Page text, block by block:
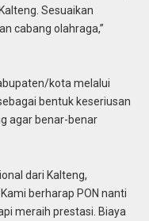
Sesuaikan
cabang olahraga,”
kota melalui
bentuk keseriusan
agar benar-benar
dari Kalteng,
berharap PON nanti
meraih prestasi. Biaya